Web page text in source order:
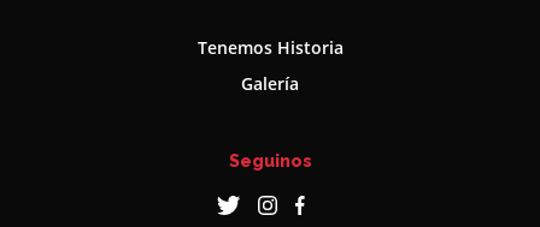
Tenemos Historia
Galería
Seguinos